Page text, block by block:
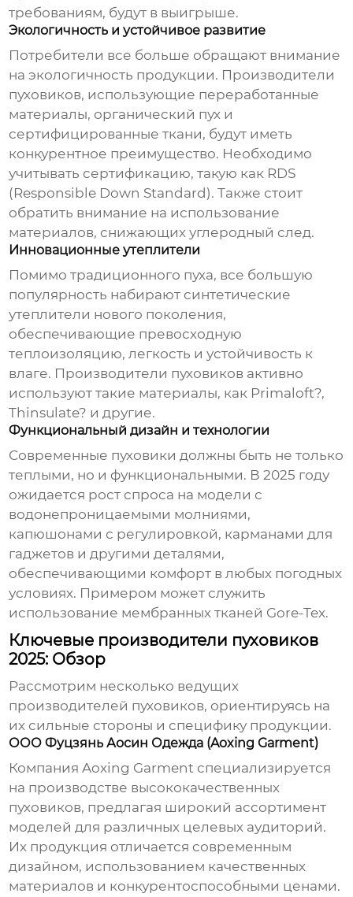
требованиям, будут в выигрыше.
Экологичность и устойчивое развитие
Потребители все больше обращают внимание
на экологичность продукции. Производители
пуховиков, использующие переработанные
материалы, органический пух и
сертифицированные ткани, будут иметь
конкурентное преимущество. Необходимо
учитывать сертификацию, такую как RDS
(Responsible Down Standard). Также стоит
обратить внимание на использование
материалов, снижающих углеродный след.
Инновационные утеплители
Помимо традиционного пуха, все большую
популярность набирают синтетические
утеплители нового поколения,
обеспечивающие превосходную
теплоизоляцию, легкость и устойчивость к
влаге. Производители пуховиков активно
используют такие материалы, как Primaloft?,
Thinsulate? и другие.
Функциональный дизайн и технологии
Современные пуховики должны быть не только
теплыми, но и функциональными. В 2025 году
ожидается рост спроса на модели с
водонепроницаемыми молниями,
капюшонами с регулировкой, карманами для
гаджетов и другими деталями,
обеспечивающими комфорт в любых погодных
условиях. Примером может служить
использование мембранных тканей Gore-Tex.
Ключевые производители пуховиков
2025: Обзор
Рассмотрим несколько ведущих
производителей пуховиков, ориентируясь на
их сильные стороны и специфику продукции.
ООО Фуцзянь Аосин Одежда (Aoxing Garment)
Компания Aoxing Garment специализируется
на производстве высококачественных
пуховиков, предлагая широкий ассортимент
моделей для различных целевых аудиторий.
Их продукция отличается современным
дизайном, использованием качественных
материалов и конкурентоспособными ценами.